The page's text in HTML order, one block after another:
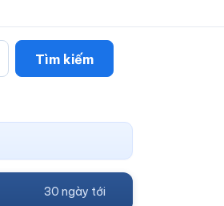
Tìm kiếm
30 ngày tới